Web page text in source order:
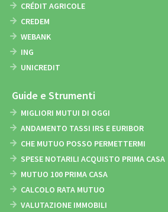
CRÉDIT AGRICOLE
CREDEM
WEBANK
ING
UNICREDIT
Guide e Strumenti
MIGLIORI MUTUI DI OGGI
ANDAMENTO TASSI IRS E EURIBOR
CHE MUTUO POSSO PERMETTERMI
SPESE NOTARILI ACQUISTO PRIMA CASA
MUTUO 100 PRIMA CASA
CALCOLO RATA MUTUO
VALUTAZIONE IMMOBILI